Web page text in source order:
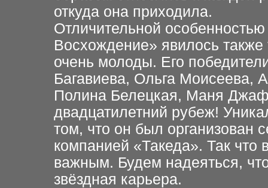
откуда она приходила.
Отличительной
Восхождение» явилось также
очень молоды. Его
Багавиева, Ольга
Полина Белецкая, Маня
двадцатилетний рубеж!
том, что он был организован
компанией «Такеда». Так что
важным. Будем надеяться,
звёздная карьера.